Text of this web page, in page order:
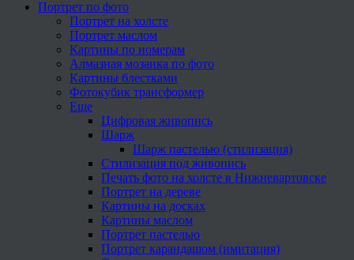
Портрет по фото
Портрет на холсте
Портрет маслом
Картины по номерам
Алмазная мозаика по фото
Картины блестками
Фотокубик трансформер
Еще
Цифровая живопись
Шарж
Шарж пастелью (стилизация)
Стилизация под живопись
Печать фото на холсте в Нижневартовске
Портрет на дереве
Картины на досках
Картины маслом
Портрет пастелью
Портрет карандашом (имитация)